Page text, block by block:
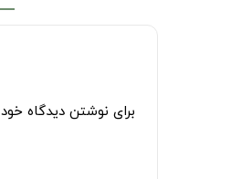
برای نوشتن دیدگاه خود